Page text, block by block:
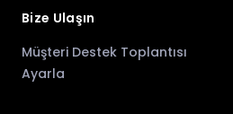
Bize Ulaşın
Müşteri Destek Toplantısı
Ayarla